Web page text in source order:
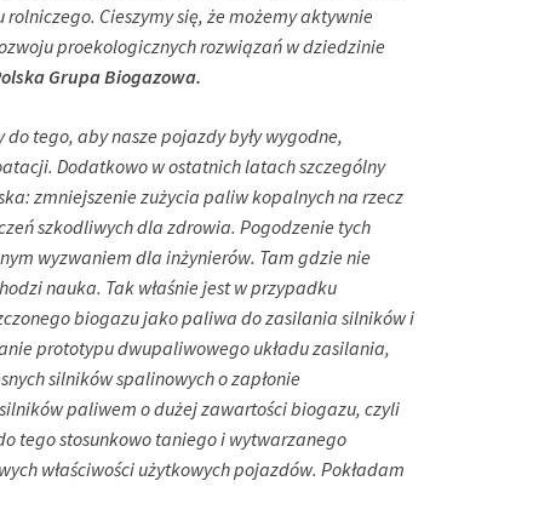
Cieszymy się, że możemy aktywnie
proekologicznych rozwiązań w dziedzinie
Grupa Biogazowa.
tego, aby nasze pojazdy były wygodne,
Dodatkowo w ostatnich latach szczególny
zmniejszenie zużycia paliw kopalnych na rzecz
szkodliwych dla zdrowia. Pogodzenie tych
wyzwaniem dla inżynierów. Tam gdzie nie
nauka. Tak właśnie jest w przypadku
biogazu jako paliwa do zasilania silników i
prototypu dwupaliwowego układu zasilania,
silników spalinowych o zapłonie
paliwem o dużej zawartości biogazu, czyli
tego stosunkowo taniego i wytwarzanego
właściwości użytkowych pojazdów. Pokładam